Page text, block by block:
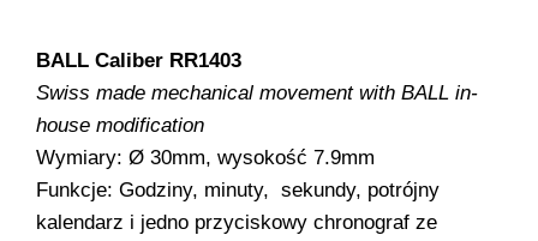
BALL Caliber RR1403
Swiss made mechanical movement with BALL in-
house modification
Wymiary: Ø 30mm, wysokość 7.9mm
Funkcje: Godziny, minuty, sekundy, potrójny
kalendarz i jedno przyciskowy chronograf ze